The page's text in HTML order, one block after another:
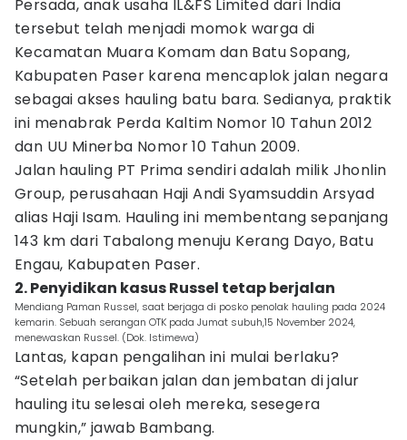
Persada, anak usaha IL&FS Limited dari India
tersebut telah menjadi momok warga di
Kecamatan Muara Komam dan Batu Sopang,
Kabupaten Paser karena mencaplok jalan negara
sebagai akses hauling batu bara. Sedianya, praktik
ini menabrak Perda Kaltim Nomor 10 Tahun 2012
dan UU Minerba Nomor 10 Tahun 2009.
Jalan hauling PT Prima sendiri adalah milik Jhonlin
Group, perusahaan Haji Andi Syamsuddin Arsyad
alias Haji Isam. Hauling ini membentang sepanjang
143 km dari Tabalong menuju Kerang Dayo, Batu
Engau, Kabupaten Paser.
2. Penyidikan kasus Russel tetap berjalan
Mendiang Paman Russel, saat berjaga di posko penolak hauling pada 2024
kemarin. Sebuah serangan OTK pada Jumat subuh,15 November 2024,
menewaskan Russel. (Dok. Istimewa)
Lantas, kapan pengalihan ini mulai berlaku?
“Setelah perbaikan jalan dan jembatan di jalur
hauling itu selesai oleh mereka, sesegera
mungkin,” jawab Bambang.